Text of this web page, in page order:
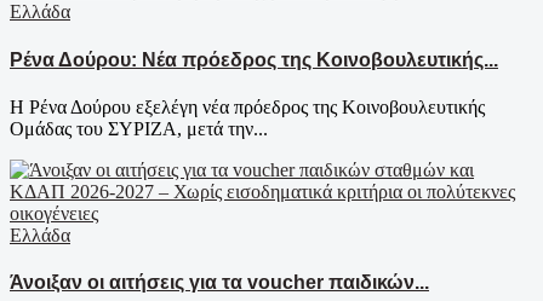
Ελλάδα
Ρένα Δούρου: Νέα πρόεδρος της Κοινοβουλευτικής...
Η Ρένα Δούρου εξελέγη νέα πρόεδρος της Κοινοβουλευτικής
Ομάδας του ΣΥΡΙΖΑ, μετά την...
Ελλάδα
Άνοιξαν οι αιτήσεις για τα voucher παιδικών...